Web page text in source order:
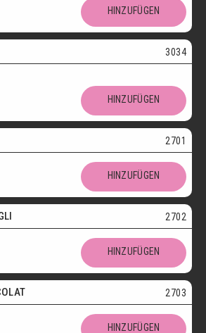
HINZUFÜGEN
3034
HINZUFÜGEN
2701
HINZUFÜGEN
2702
HINZUFÜGEN
2703
HINZUFÜGEN